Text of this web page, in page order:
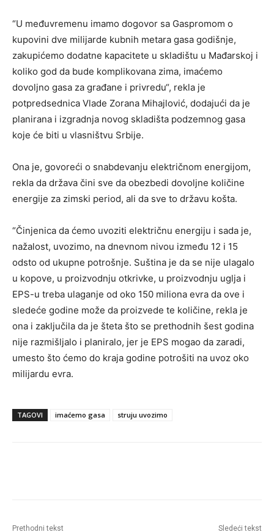
“U međuvremenu imamo dogovor sa Gaspromom o
kupovini dve milijarde kubnih metara gasa godišnje,
zakupićemo dodatne kapacitete u skladištu u Mađarskoj i
koliko god da bude komplikovana zima, imaćemo
dovoljno gasa za građane i privredu“, rekla je
potpredsednica Vlade Zorana Mihajlović, dodajući da je
planirana i izgradnja novog skladišta podzemnog gasa
koje će biti u vlasništvu Srbije.
Ona je, govoreći o snabdevanju električnom energijom,
rekla da država čini sve da obezbedi dovoljne količine
energije za zimski period, ali da sve to državu košta.
“Činjenica da ćemo uvoziti električnu energiju i sada je,
nažalost, uvozimo, na dnevnom nivou između 12 i 15
odsto od ukupne potrošnje. Suština je da se nije ulagalo
u kopove, u proizvodnju otkrivke, u proizvodnju uglja i
EPS-u treba ulaganje od oko 150 miliona evra da ove i
sledeće godine može da proizvede te količine, rekla je
ona i zaključila da je šteta što se prethodnih šest godina
nije razmišljalo i planiralo, jer je EPS mogao da zaradi,
umesto što ćemo do kraja godine potrošiti na uvoz oko
milijardu evra.
TAGOVI imaćemo gasa struju uvozimo
Prethodni tekst Sledeći tekst